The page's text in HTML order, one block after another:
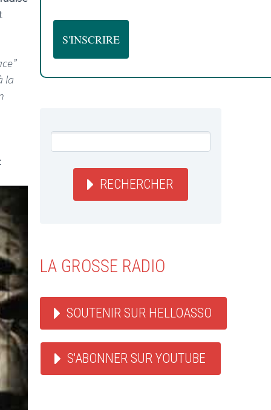
la
RECHERCHER
LA GROSSE RADIO
SOUTENIR SUR HELLOASSO
S'ABONNER SUR YOUTUBE